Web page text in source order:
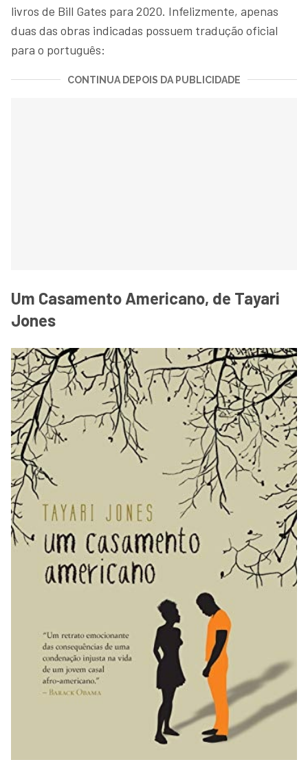
livros de Bill Gates para 2020. Infelizmente, apenas
duas das obras indicadas possuem tradução oficial
para o português:
CONTINUA DEPOIS DA PUBLICIDADE
Um Casamento Americano, de Tayari
Jones